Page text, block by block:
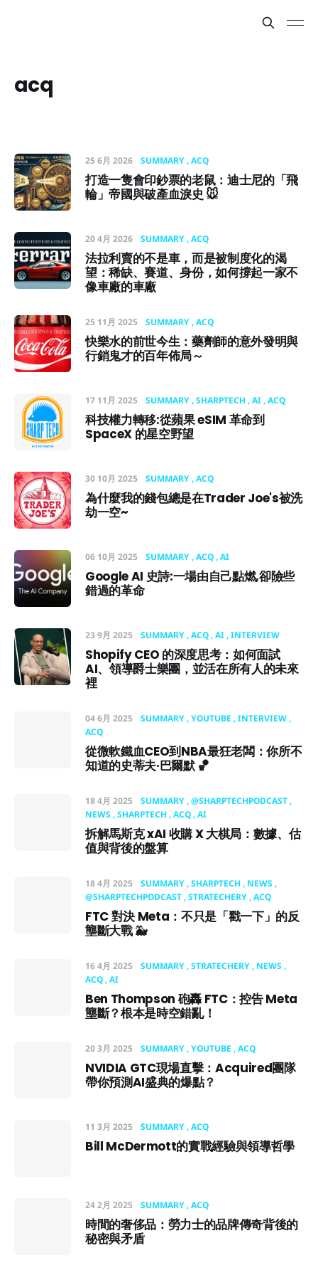
acq
25 6月 2026 SUMMARY ACQ
打造一隻會印鈔票的老鼠：迪士尼的「飛
輪」帝國與破產血淚史 🐭
20 4月 2026 SUMMARY ACQ
法拉利賣的不是車，而是被制度化的渴
望：稀缺、賽道、身份，如何撐起一家不
像車廠的車廠
25 11月 2025 SUMMARY ACQ
快樂水的前世今生：藥劑師的意外發明與
行銷鬼才的百年佈局～
17 11月 2025 SUMMARY SHARPTECH AI ACQ
科技權力轉移:從蘋果 eSIM 革命到
SpaceX 的星空野望
30 10月 2025 SUMMARY ACQ
為什麼我的錢包總是在Trader Joe's被洗
劫一空~
06 10月 2025 SUMMARY ACQ AI
Google AI 史詩:一場由自己點燃,卻險些
錯過的革命
23 9月 2025 SUMMARY ACQ AI INTERVIEW
Shopify CEO 的深度思考：如何面試
AI、領導爵士樂團，並活在所有人的未來
裡
04 6月 2025 SUMMARY YOUTUBE INTERVIEW
ACQ
從微軟鐵血CEO到NBA最狂老闆：你所不
知道的史蒂夫·巴爾默 🏀
18 4月 2025 SUMMARY @SHARPTECHPODCAST
NEWS SHARPTECH ACQ AI
拆解馬斯克 xAI 收購 X 大棋局：數據、估
值與背後的盤算
18 4月 2025 SUMMARY SHARPTECH
NEWS
@SHARPTECHPODCAST STRATECHERY ACQ
FTC 對決 Meta：不只是「戳一下」的反
壟斷大戰 🐳
16 4月 2025 SUMMARY STRATECHERY NEWS
ACQ AI
Ben Thompson 砲轟 FTC：控告 Meta
壟斷？根本是時空錯亂！
20 3月 2025 SUMMARY YOUTUBE ACQ
NVIDIA GTC現場直擊：Acquired團隊
帶你預測AI盛典的爆點？
11 3月 2025 SUMMARY ACQ
Bill McDermott的實戰經驗與領導哲學
24 2月 2025 SUMMARY ACQ
時間的奢侈品：勞力士的品牌傳奇背後的
秘密與矛盾